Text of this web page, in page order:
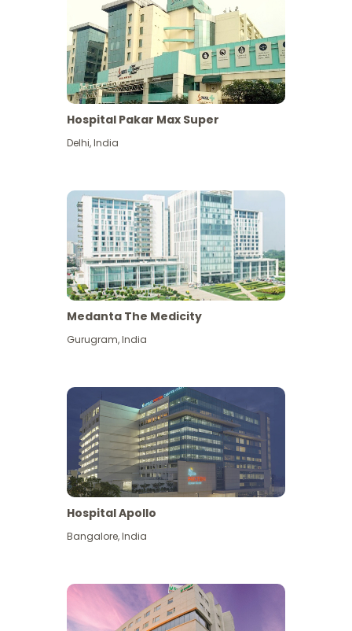
Hospital Pakar Max Super
Delhi,India
Medanta The Medicity
Gurugram,India
Hospital Apollo
Bangalore,India